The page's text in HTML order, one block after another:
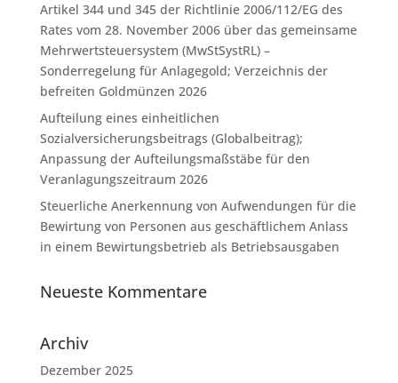
Artikel 344 und 345 der Richtlinie 2006/112/EG des
Rates vom 28. November 2006 über das gemeinsame
Mehrwertsteuersystem (MwStSystRL) –
Sonderregelung für Anlagegold; Verzeichnis der
befreiten Goldmünzen 2026
Aufteilung eines einheitlichen
Sozialversicherungsbeitrags (Globalbeitrag);
Anpassung der Aufteilungsmaßstäbe für den
Veranlagungszeitraum 2026
Steuerliche Anerkennung von Aufwendungen für die
Bewirtung von Personen aus geschäftlichem Anlass
in einem Bewirtungsbetrieb als Betriebsausgaben
Neueste Kommentare
Archiv
Dezember 2025